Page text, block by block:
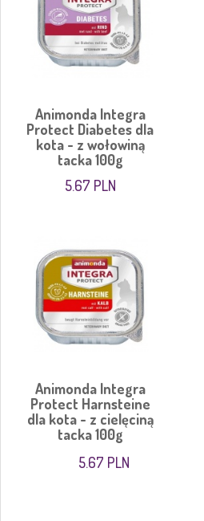
Animonda Integra
Protect Diabetes dla
kota - z wołowiną
tacka 100g
5.67 PLN
Animonda Integra
Protect Harnsteine
dla kota - z cielęciną
tacka 100g
5.67 PLN